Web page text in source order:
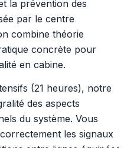
la prévention des
par le centre
combine théorie
concrète pour
en cabine.
(21 heures), notre
des aspects
du système. Vous
les signaux